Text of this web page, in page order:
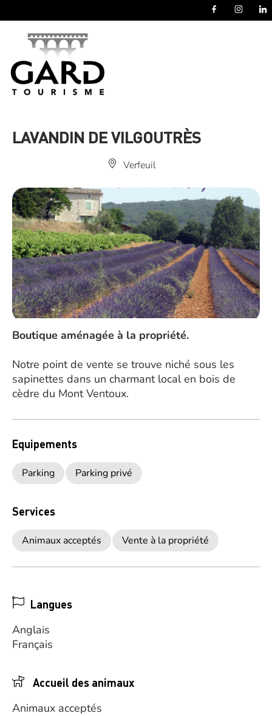
LAVANDIN DE VILGOUTRÈS
Verfeuil
Boutique aménagée à la propriété.
Notre point de vente se trouve niché sous les
sapinettes dans un charmant local en bois de
cèdre du Mont Ventoux.
Equipements
Parking Parking privé
Services
Animaux acceptés Vente à la propriété
Langues
Anglais
Français
Accueil des animaux
Animaux acceptés